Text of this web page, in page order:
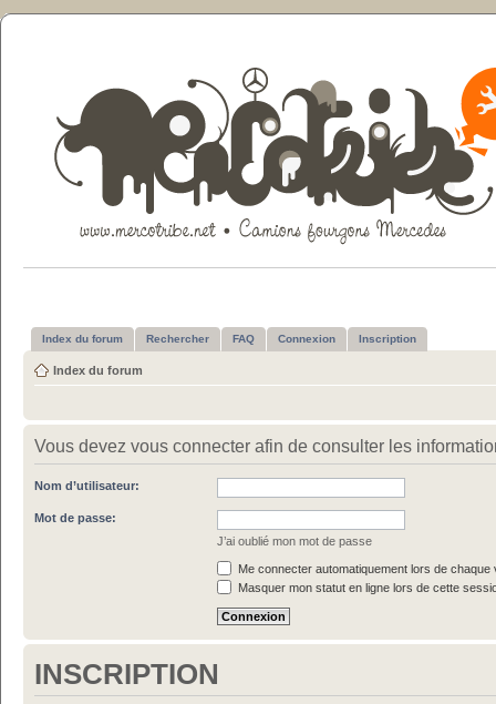
Index du forum Rechercher FAQ Connexion Inscription
Index du forum
Vous devez vous connecter afin de consulter les
Nom d’utilisateur:
Mot de passe:
J’ai oublié mon mot de passe
Me connecter automatiquement lors de chaque
Masquer mon statut en ligne lors de cette
INSCRIPTION